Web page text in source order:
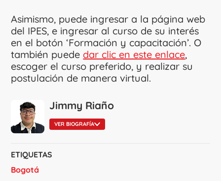
Asimismo, puede ingresar a la página web
del IPES, e ingresar al curso de su interés
en el botón ‘Formación y capacitación’. O
también puede dar clic en este enlace,
escoger el curso preferido, y realizar su
postulación de manera virtual.
Jimmy Riaño
VER BIOGRAFÍA
ETIQUETAS
Bogotá